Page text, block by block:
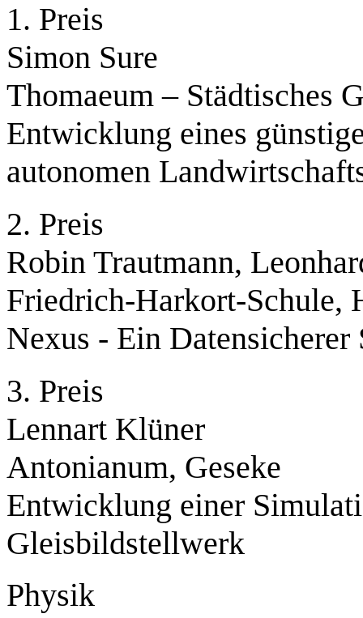
1. Preis
Simon Sure
Thomaeum – Städtisches
Entwicklung eines
autonomen
2. Preis
Robin Trautmann,
Friedrich-Harkort-Schule,
Nexus - Ein Datensicherer
3. Preis
Lennart Klüner
Antonianum, Geseke
Entwicklung einer
Gleisbildstellwerk
Physik